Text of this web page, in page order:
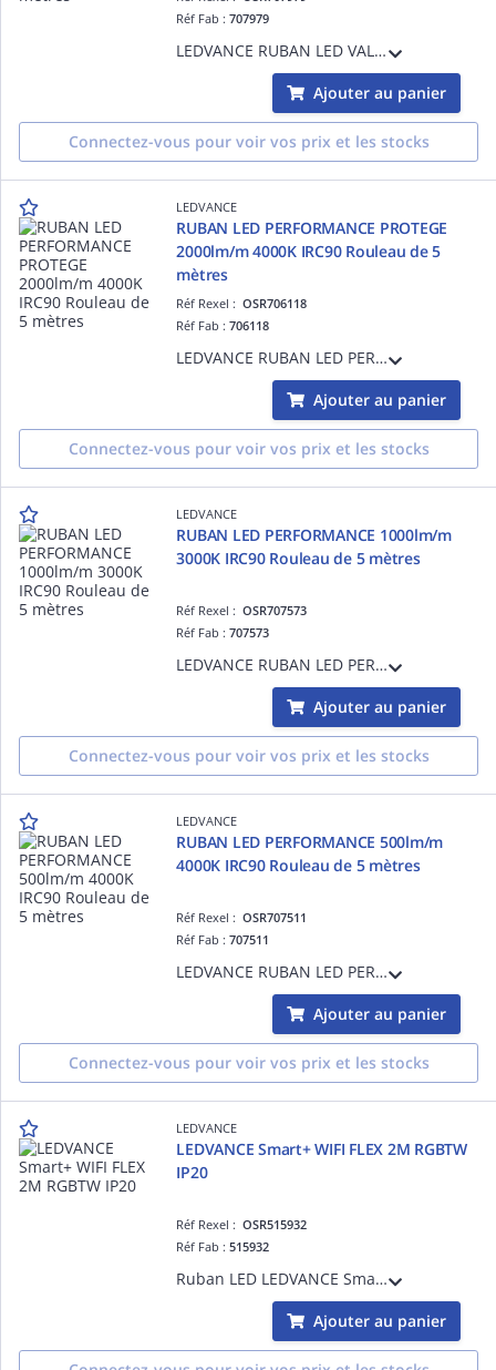
Réf Fab :707979
LEDVANCE RUBAN LED VALUE 1500lm/m 3000K IRC80 Rouleau de 5 mètres - 12,0 W/m - 30000 h (L70B50) - Garantie 3ans - Précâblé des 2 côtés - 5000 mmx8,00 mmx1,30 mm
Ajouter au panier
Connectez-vous pour voir vos prix et les stocks
LEDVANCE
RUBAN LED PERFORMANCE PROTEGE
2000lm/m 4000K IRC90 Rouleau de 5
mètres
Réf Rexel :OSR706118
Réf Fab :706118
LEDVANCE RUBAN LED PERFORMANCE PROTEGE 2000lm/m 4000K IRC90 Rouleau de 5 mètres IP66 - 14,4 W/m - 50000 h (L70B50) - Garantie 5ans - Précâblé des 2 côtés - 5000 mmx10,0 mmx4,50 mm
Ajouter au panier
Connectez-vous pour voir vos prix et les stocks
LEDVANCE
RUBAN LED PERFORMANCE 1000lm/m
3000K IRC90 Rouleau de 5 mètres
Réf Rexel :OSR707573
Réf Fab :707573
LEDVANCE RUBAN LED PERFORMANCE 1000lm/m 3000K IRC90 Rouleau de 5 mètres - 8,1 W/m - 50000 h (L70B50) - Garantie 5ans - Précâblé des 2 côtés - 5000 mmx8,00 mmx1,40 mm
Ajouter au panier
Connectez-vous pour voir vos prix et les stocks
LEDVANCE
RUBAN LED PERFORMANCE 500lm/m
4000K IRC90 Rouleau de 5 mètres
Réf Rexel :OSR707511
Réf Fab :707511
LEDVANCE RUBAN LED PERFORMANCE 500lm/m 4000K IRC90 Rouleau de 5 mètres - 2.7 W/m - 50000 h (L70B50) - Garantie 5ans - Précâblé des 2 côtés - 5000 mmx8,00 mmx1,40 mm
Ajouter au panier
Connectez-vous pour voir vos prix et les stocks
LEDVANCE
LEDVANCE Smart+ WIFI FLEX 2M RGBTW
IP20
Réf Rexel :OSR515932
Réf Fab :515932
Ruban LED LEDVANCE Smart+ WIFI Intérieur IP20 - 8,50W - 550lm - RGBTW - 2000 .. 6500K - IRC>80 - 30000h - Contrôle via l'app Ledvance Smart+ WIFI - Compatible Google Home, Amazon Alexa
Ajouter au panier